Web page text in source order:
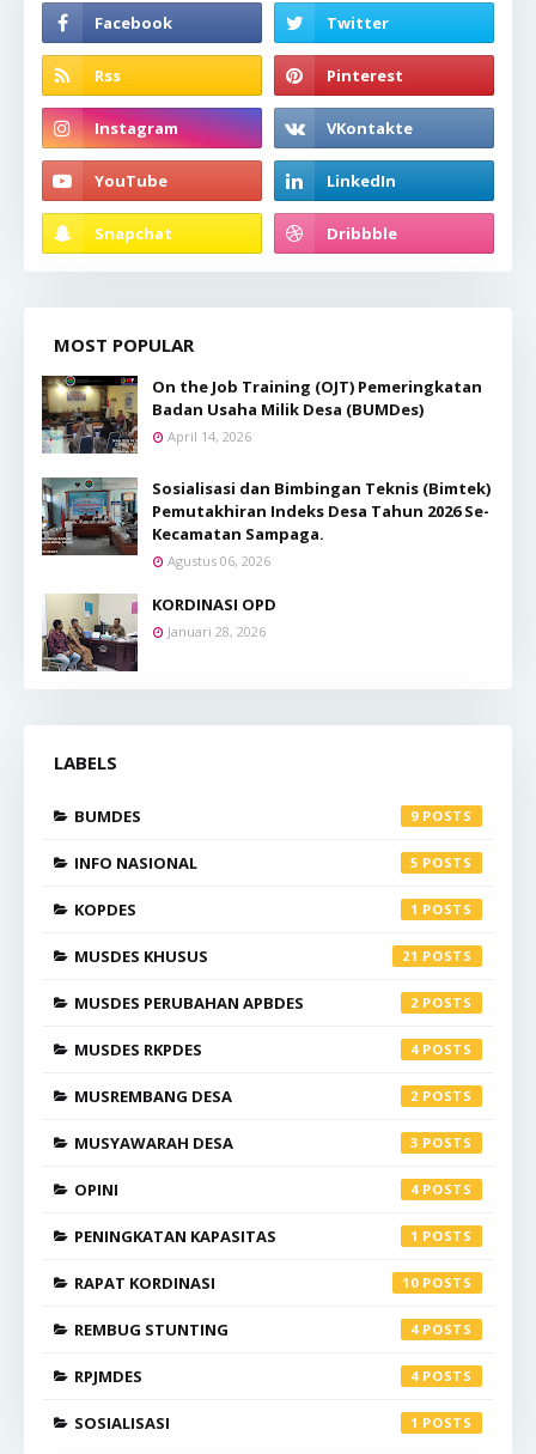
MOST POPULAR
On the Job Training (OJT) Pemeringkatan
Badan Usaha Milik Desa (BUMDes)
April 14, 2026
Sosialisasi dan Bimbingan Teknis (Bimtek)
Pemutakhiran Indeks Desa Tahun 2026 Se-
Kecamatan Sampaga.
Agustus 06, 2026
KORDINASI OPD
Januari 28, 2026
LABELS
BUMDES 9
INFO NASIONAL 5
KOPDES 1
MUSDES KHUSUS 21
MUSDES PERUBAHAN APBDES 2
MUSDES RKPDES 4
MUSREMBANG DESA 2
MUSYAWARAH DESA 3
OPINI 4
PENINGKATAN KAPASITAS 1
RAPAT KORDINASI 10
REMBUG STUNTING 4
RPJMDES 4
SOSIALISASI 1